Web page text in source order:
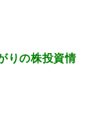
りの株投資情